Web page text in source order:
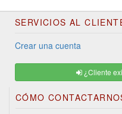
SERVICIOS AL
Crear una cuenta
¿Cliente
CÓMO